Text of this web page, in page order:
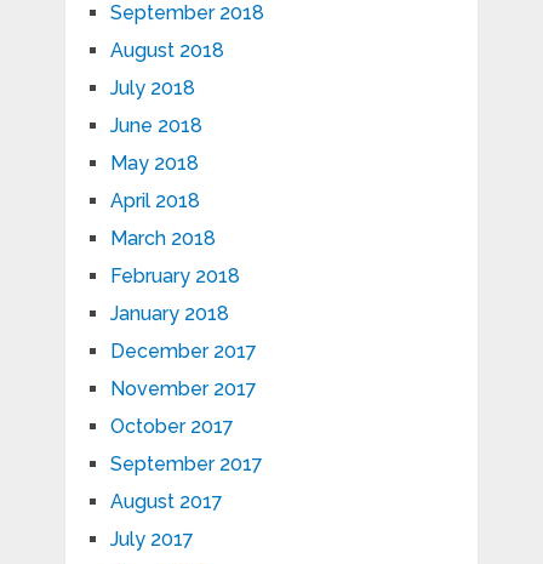
September 2018
August 2018
July 2018
June 2018
May 2018
April 2018
March 2018
February 2018
January 2018
December 2017
November 2017
October 2017
September 2017
August 2017
July 2017